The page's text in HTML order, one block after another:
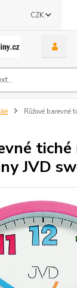
CZK
Růžové barevné
JVD